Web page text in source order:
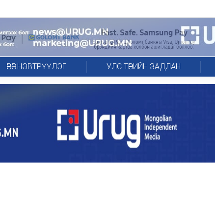
ӨРӨГ НЭВТРҮҮЛЭГ УЛС ТӨРИЙН ЗАДЛАН